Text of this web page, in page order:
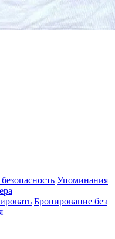
Упоминания
Бронирование без